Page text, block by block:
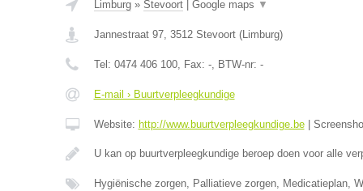
Limburg» Stevoort| Google maps ▼
Jannestraat 97, 3512 Stevoort(Limburg)
Tel: 0474 406 100, Fax: -, BTW-nr: -
E-mail › Buurtverpleegkundige
Website: http://www.buurtverpleegkundige.be|
U kan op buurtverpleegkundige beroep doen voor alle
Hygiënische zorgen, Palliatieve zorgen, Medicatieplan,